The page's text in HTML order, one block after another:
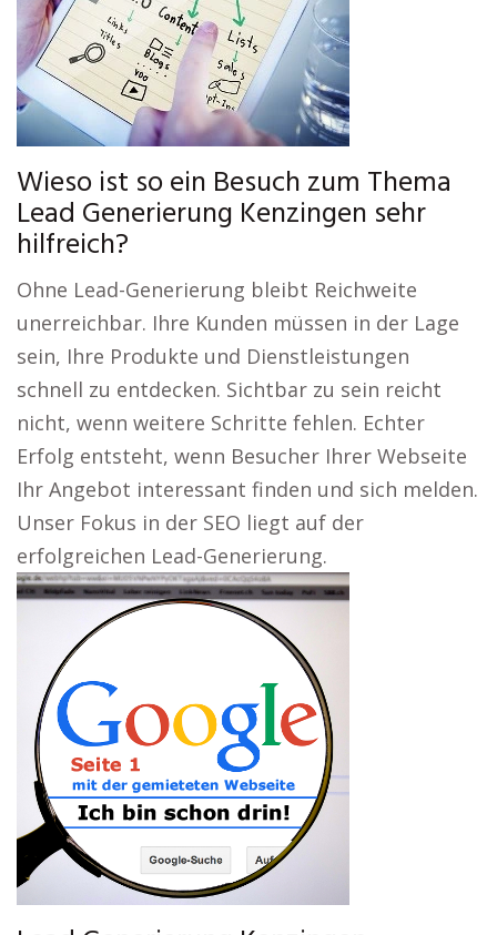
Wieso ist so ein Besuch zum Thema
Lead Generierung Kenzingen sehr
hilfreich?
Ohne Lead-Generierung bleibt Reichweite
unerreichbar. Ihre Kunden müssen in der Lage
sein, Ihre Produkte und Dienstleistungen
schnell zu entdecken. Sichtbar zu sein reicht
nicht, wenn weitere Schritte fehlen. Echter
Erfolg entsteht, wenn Besucher Ihrer Webseite
Ihr Angebot interessant finden und sich melden.
Unser Fokus in der SEO liegt auf der
erfolgreichen Lead-Generierung.